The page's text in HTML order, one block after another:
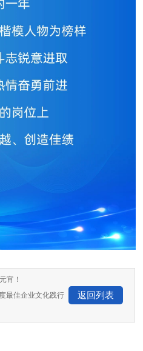
宵！
最佳企业文化践行
返回列表